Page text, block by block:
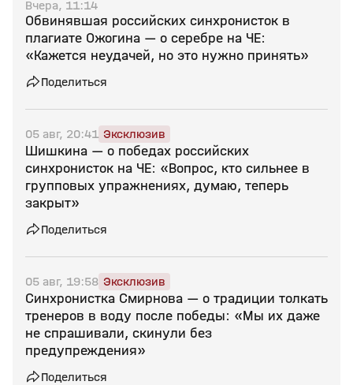
Вчера, 11:14
Обвинявшая российских синхронисток в
плагиате Ожогина — о серебре на ЧЕ:
«Кажется неудачей, но это нужно принять»
Поделиться
05 авг, 20:41 Эксклюзив
Шишкина — о победах российских
синхронисток на ЧЕ: «Вопрос, кто сильнее в
групповых упражнениях, думаю, теперь
закрыт»
Поделиться
05 авг, 19:58 Эксклюзив
Синхронистка Смирнова — о традиции толкать
тренеров в воду после победы: «Мы их даже
не спрашивали, скинули без
предупреждения»
Поделиться